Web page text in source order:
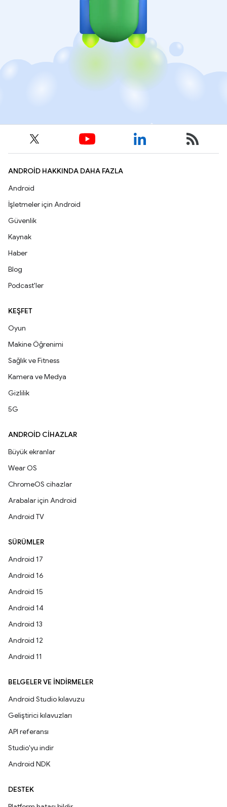
ANDROID HAKKINDA DAHA FAZLA
Android
İşletmeler için Android
Güvenlik
Kaynak
Haber
Blog
Podcast'ler
KEŞFET
Oyun
Makine Öğrenimi
Sağlık ve Fitness
Kamera ve Medya
Gizlilik
5G
ANDROID CIHAZLAR
Büyük ekranlar
Wear OS
ChromeOS cihazlar
Arabalar için Android
Android TV
SÜRÜMLER
Android 17
Android 16
Android 15
Android 14
Android 13
Android 12
Android 11
BELGELER VE İNDIRMELER
Android Studio kılavuzu
Geliştirici kılavuzları
API referansı
Studio'yu indir
Android NDK
DESTEK